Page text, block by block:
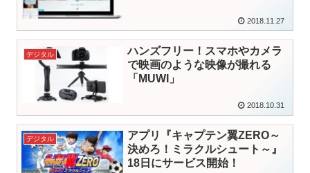
2018.11.27
デジタル
ハンズフリー！スマホやカメラ
で映画のような映像が撮れる
「MUWI」
2018.10.31
デジタル
アプリ『キャプテン翼ZERO～
決めろ！ミラクルシュート～』
18日にサービス開始！